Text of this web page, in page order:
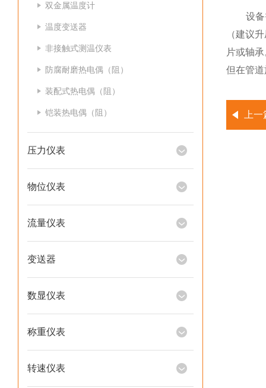
双金属温度计
温度变送器
非接触式测温仪表
防腐耐磨热电偶（阻）
装配式热电偶（阻）
铠装热电偶（阻）
压力仪表
物位仪表
流量仪表
变送器
数显仪表
称重仪表
转速仪表
设备投
（建议
片或轴
但在管
上